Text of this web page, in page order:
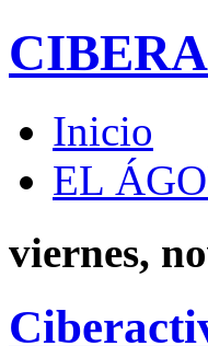
Inicio
EL
viernes,